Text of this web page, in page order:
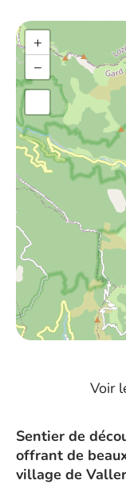
+
−
Voir
Sentier de
offrant de
village de